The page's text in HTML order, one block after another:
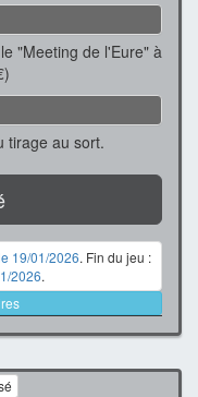
"Meeting de l'Eure" à
tirage au sort.
19/01/2026. Fin du jeu :
2026.